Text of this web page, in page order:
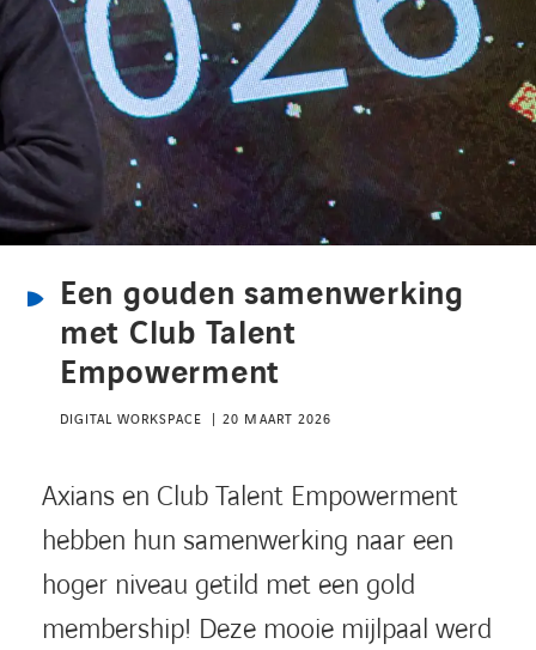
MARKTSEGMENT
NIEUWS & INSPIRATIE
Nieuws
Kennisbank
Referenties
Events
Contact
Werken bij Axians
Een gouden samenwerking
met Club Talent
Empowerment
DIGITAL WORKSPACE 20 MAART 2026
Axians en Club Talent Empowerment
hebben hun samenwerking naar een
hoger niveau getild met een gold
membership! Deze mooie mijlpaal werd